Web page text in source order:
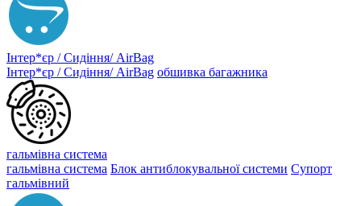
Інтер*єр / Сидіння/ AirBag
Інтер*єр / Сидіння/ AirBag обшивка багажника
гальмівна система
гальмівна система Блок антиблокувальної системи Супорт
гальмівний